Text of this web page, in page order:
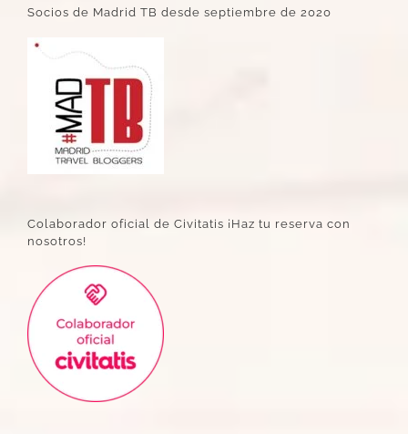
Socios de Madrid TB desde septiembre de 2020
Colaborador oficial de Civitatis ¡Haz tu reserva con
nosotros!